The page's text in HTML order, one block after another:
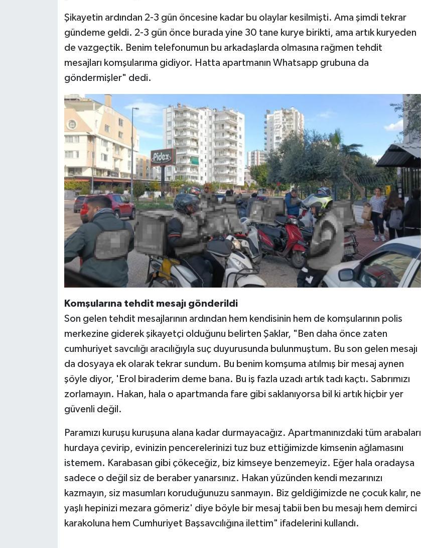
Şikayetin ardından 2-3 gün öncesine kadar bu olaylar kesilmişti. Ama şimdi tekrar
gündeme geldi. 2-3 gün önce burada yine 30 tane kurye birikti, ama artık kuryeden
de vazgeçtik. Benim telefonumun bu arkadaşlarda olmasına rağmen tehdit
mesajları komşularıma gidiyor. Hatta apartmanın Whatsapp grubuna da
göndermişler" dedi.
Komşularına tehdit mesajı gönderildi
Son gelen tehdit mesajlarının ardından hem kendisinin hem de komşularının polis
merkezine giderek şikayetçi olduğunu belirten Şaklar, "Ben daha önce zaten
cumhuriyet savcılığı aracılığıyla suç duyurusunda bulunmuştum. Bu son gelen mesajı
da dosyaya ek olarak tekrar sundum. Bu benim komşuma atılmış bir mesaj aynen
şöyle diyor, 'Erol biraderim deme bana. Bu iş fazla uzadı artık tadı kaçtı. Sabrımızı
zorlamayın. Hakan, hala o apartmanda fare gibi saklanıyorsa bil ki artık hiçbir yer
güvenli değil.
Paramızı kuruşu kuruşuna alana kadar durmayacağız. Apartmanınızdaki tüm arabaları
hurdaya çevirip, evinizin pencerelerinizi tuz buz ettiğimizde kimsenin ağlamasını
istemem. Karabasan gibi çökeceğiz, biz kimseye benzemeyiz. Eğer hala oradaysa
sadece o değil siz de beraber yanarsınız. Hakan yüzünden kendi mezarınızı
kazmayın, siz masumları koruduğunuzu sanmayın. Biz geldiğimizde ne çocuk kalır, ne
yaşlı hepinizi mezara gömeriz' diye böyle bir mesaj tabii ben bu mesajı hem demirci
karakoluna hem Cumhuriyet Başsavcılığına ilettim" ifadelerini kullandı.